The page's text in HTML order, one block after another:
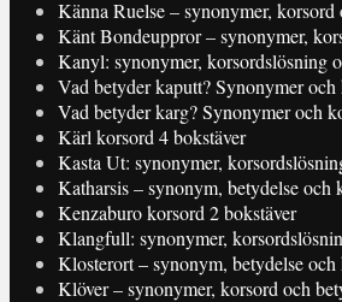
Känna Ruelse – synonymer, korsord
Känt Bondeuppror – synonymer,
Kanyl: synonymer, korsordslösning
Vad betyder kaputt? Synonymer och
Vad betyder karg? Synonymer och
Kärl korsord 4 bokstäver
Kasta Ut: synonymer,
Katharsis – synonym, betydelse och
Kenzaburo korsord 2 bokstäver
Klangfull: synonymer,
Klosterort – synonym, betydelse
Klöver – synonymer, korsord och